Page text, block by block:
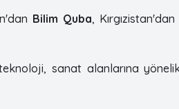
Bilim Quba, Kırgızistan'dan
sanat alanlarına